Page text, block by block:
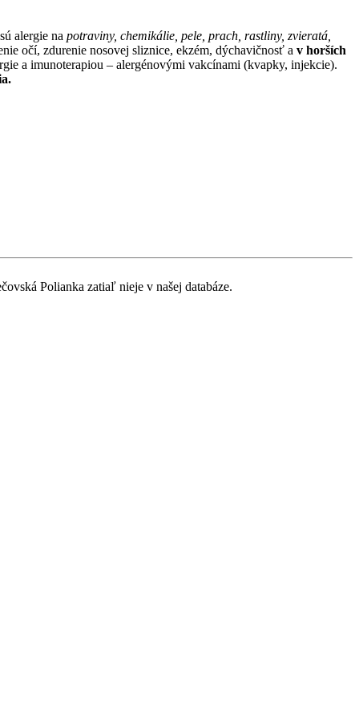
alergie na potraviny, chemikálie, pele, prach, rastliny, zvieratá,
očí, zdurenie nosovej sliznice, ekzém, dýchavičnosť a v horších
a imunoterapiou – alergénovými vakcínami (kvapky, injekcie).
Polianka zatiaľ nieje v našej databáze.